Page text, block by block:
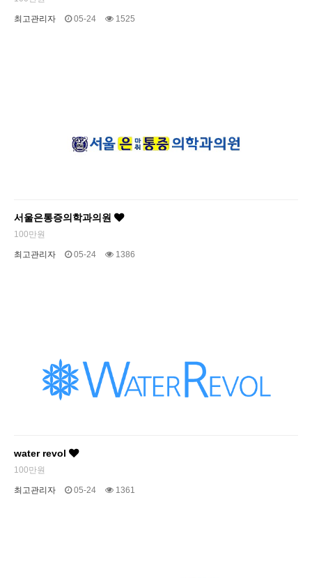
최고관리자 05-24 1525
서울은통증의학과의원
100만원
최고관리자 05-24 1386
water revol
100만원
최고관리자 05-24 1361